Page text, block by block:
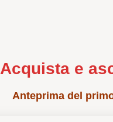
Acquista e
Anteprima del